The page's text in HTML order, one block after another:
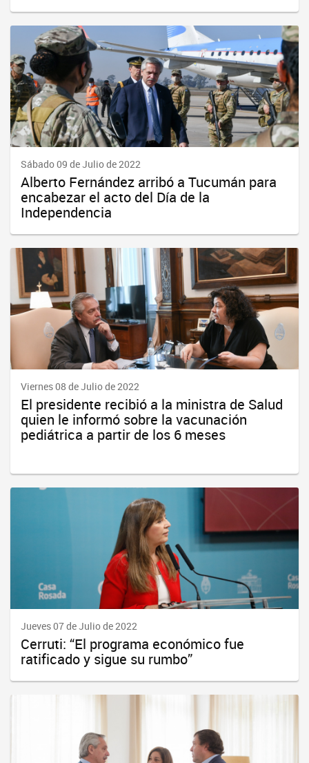
Sábado 09 de Julio de 2022
Alberto Fernández arribó a Tucumán para
encabezar el acto del Día de la
Independencia
Viernes 08 de Julio de 2022
El presidente recibió a la ministra de Salud
quien le informó sobre la vacunación
pediátrica a partir de los 6 meses
Jueves 07 de Julio de 2022
Cerruti: “El programa económico fue
ratificado y sigue su rumbo”